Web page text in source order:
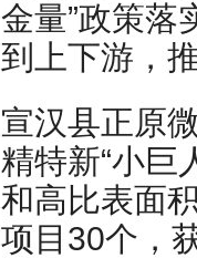
金量”政策落
到上下游，
宣汉县正原
精特新“小巨
和高比表面
项目30个，